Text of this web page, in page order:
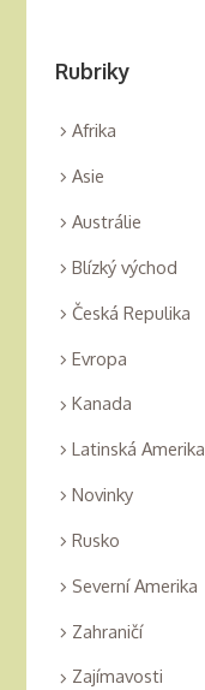
Rubriky
Afrika
Asie
Austrálie
Blízký východ
Česká Repulika
Evropa
Kanada
Latinská Amerika
Novinky
Rusko
Severní Amerika
Zahraničí
Zajímavosti